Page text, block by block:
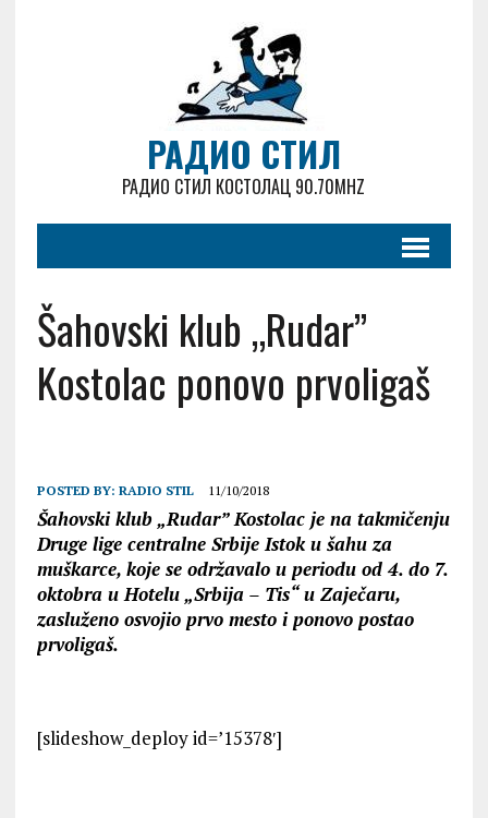
РАДИО СТИЛ
РАДИО СТИЛ КОСТОЛАЦ 90.70MHZ
Šahovski klub „Rudar”
Kostolac ponovo prvoligaš
POSTED BY: RADIO STIL 11/10/2018
Šahovski klub „Rudar” Kostolac je na takmičenju
Druge lige centralne Srbije Istok u šahu za
muškarce, koje se održavalo u periodu od 4. do 7.
oktobra u Hotelu „Srbija – Tis“ u Zaječaru,
zasluženo osvojio prvo mesto i ponovo postao
prvoligaš.
[slideshow_deploy id=’15378′]